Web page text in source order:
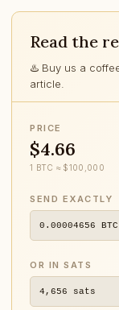
Read the
♨️ Buy us a
article.
PRICE
$4.66
1 BTC ≈ $100,000
SEND EXACTLY
0.00004656 BTC
OR IN SATS
4,656 sats